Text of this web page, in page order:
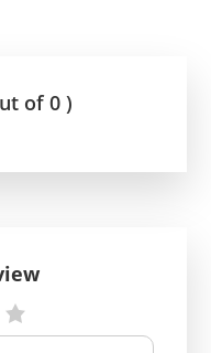
of 0 )